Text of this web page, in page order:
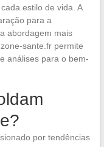
estilo de vida. A
para a
abordagem mais
sante.fr permite
análises para o bem-
por tendências